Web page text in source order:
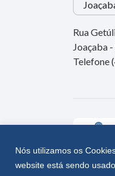
Nós utilizamos os
website está sendo
Rua
Joaçaba
Telefone
Unoesc ©